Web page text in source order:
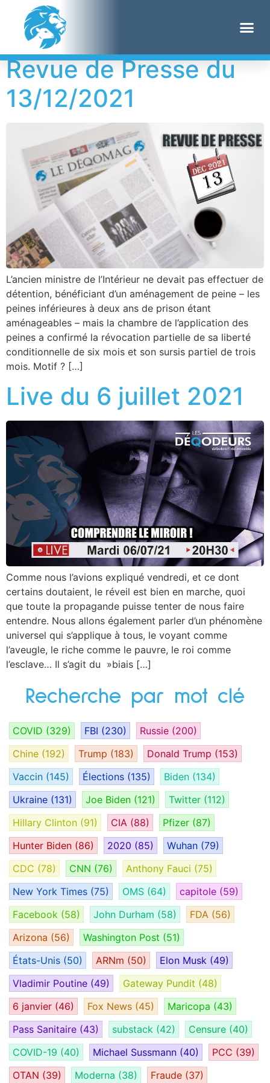
Étiquette :
Revue de Presse du
13/12/2021
L’ancien ministre de l’Intérieur ne devait pas effectuer de
détention, bénéficiant d’un aménagement de peine – les
peines inférieures à deux ans de prison étant
aménageables – mais la chambre de l’application des
peines a confirmé la révocation partielle de sa liberté
conditionnelle de six mois et son sursis partiel de trois
mois. Motif ? […]
Live du 6 juillet 2021
Comme nous l’avions expliqué vendredi, et ce dont
certains doutaient, le réveil est bien en marche, quoi
que toute la propagande puisse tenter de nous faire
entendre. Nous allons également parler d’un phénomène
universel qui s’applique à tous, le voyant comme
l’aveugle, le riche comme le pauvre, le roi comme
l’esclave… Il s’agit du »biais […]
Recherche par mot clé
COVID (329) FBI (230) Russie (200)
Chine (192) Trump (183) Donald Trump (153)
Vaccin (145) Élections (135) Biden (134)
Ukraine (131) Joe Biden (121) Twitter (112)
Hillary Clinton (91) CIA (88) Pfizer (87)
Hunter Biden (86) 2020 (85) Wuhan (79)
CDC (78) CNN (76) Anthony Fauci (75)
New York Times (75) OMS (64) capitole (59)
Facebook (58) John Durham (58) FDA (56)
Arizona (56) Washington Post (51)
États-Unis (50) ARNm (50) Elon Musk (49)
Vladimir Poutine (49) Gateway Pundit (48)
6 janvier (46) Fox News (45) Maricopa (43)
Pass Sanitaire (43) substack (42) Censure (40)
COVID-19 (40) Michael Sussmann (40) PCC (39)
OTAN (39) Moderna (38) Fraude (37)